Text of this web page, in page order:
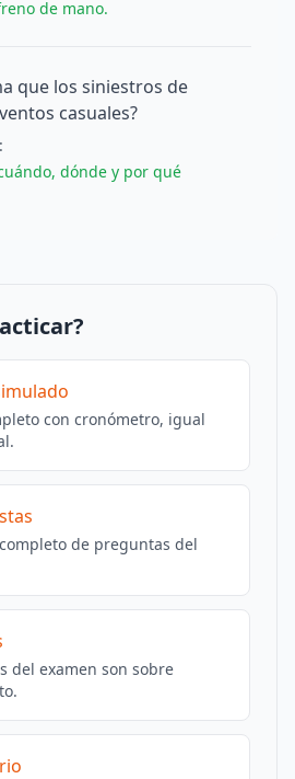
de mano.
que los siniestros de
casuales?
:
dónde y por qué
con cronómetro, igual
de preguntas del
del examen son sobre